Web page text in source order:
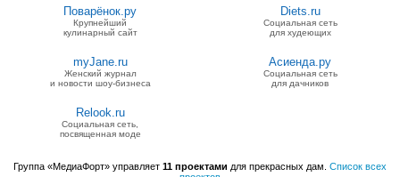
Поварёнок.ру
Крупнейший
кулинарный сайт
Diets.ru
Социальная сеть
для худеющих
myJane.ru
Женский журнал
и новости шоу-бизнеса
Асиенда.ру
Социальная сеть
для дачников
Relook.ru
Социальная сеть,
посвященная моде
Группа «МедиаФорт» управляет 11 проектами для прекрасных дам. Список всех